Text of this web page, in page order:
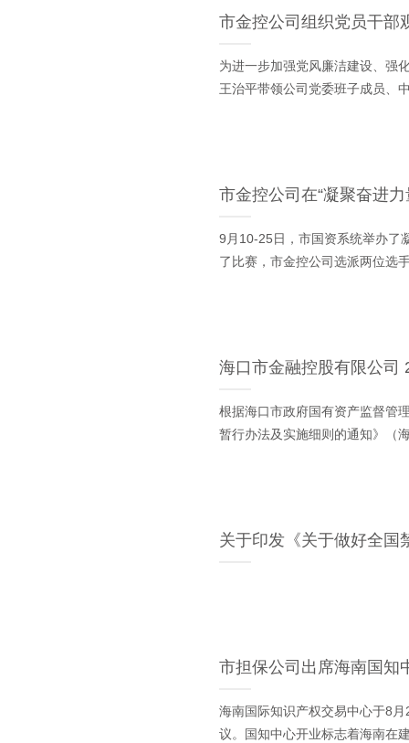
市金控公司组织党员干部
为进一步加强党风廉洁建设、强
王治平带领公司党委班子成员、
市金控公司在“凝聚奋进
9月10-25日，市国资系统举办了
了比赛，市金控公司选派两位选
海口市金融控股有限公司
根据海口市政府国有资产监督管
暂行办法及实施细则的通知》（
关于印发《关于做好全国
市担保公司出席海南国知
海南国际知识产权交易中心于8
议。国知中心开业标志着海南在